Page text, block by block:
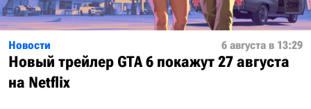
Новости 6 августа в 13:29
Новый трейлер GTA 6 покажут 27 августа
на Netflix